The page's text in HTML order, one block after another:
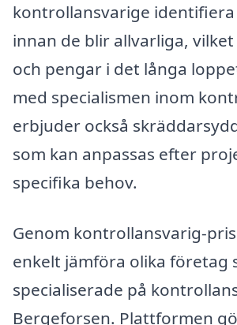
kontrollansvarige
innan de blir allvarliga,
och pengar i det långa
med specialismen inom
erbjuder också
som kan anpassas efter
specifika behov.
Genom kontrollansvarig-
enkelt jämföra olika företag
specialiserade på
Bergeforsen. Plattformen